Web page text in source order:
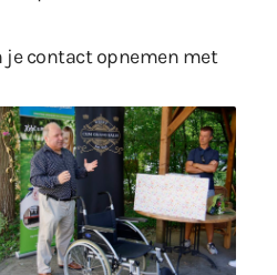
je contact opnemen met